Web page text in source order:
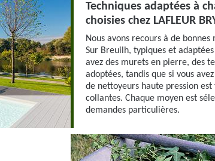
Techniques adaptées à
choisies chez LAFLEUR
Nous avons recours à de
Sur Breuilh, typiques et
avez des murets en pierre, des
adoptées, tandis que si vous
de nettoyeurs haute pression
collantes. Chaque moyen est
demandes particulières.